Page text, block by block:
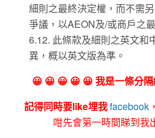
細則之最終決定權，而不需
爭議，以AEON及/或商戶之
6.12. 此條款及細則之英文和
異，概以英文版為準。
😀 😀 😀 😀 😀 我是一條分
記得同時要like埋我facebook
咁先會第一時間睇到我